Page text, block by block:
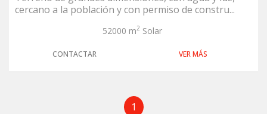
cercano a la población y con permiso de constru...
52000 m2 Solar
CONTACTAR VER MÁS
1